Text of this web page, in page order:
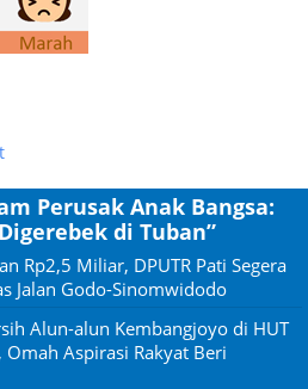
Perusak Anak Bangsa:
di Tuban”
Rp2,5 Miliar, DPUTR Pati Segera
Jalan Godo-Sinomwidodo
Alun-alun Kembangjoyo di HUT
Aspirasi Rakyat Beri